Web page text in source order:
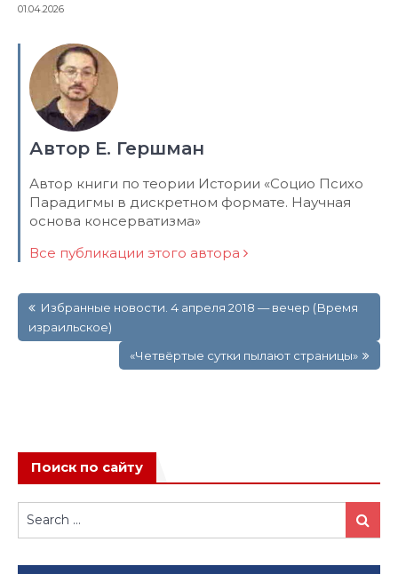
01.04.2026
Автор Е. Гершман
Автор книги по теории Истории «Социо Психо
Парадигмы в дискретном формате. Научная
основа консерватизма»
Все публикации этого автора
по
записям
Избранные новости. 4 апреля 2018 — вечер (Время
израильское)
«Четвёртые сутки пылают страницы»
Поиск по сайту
for:
Search